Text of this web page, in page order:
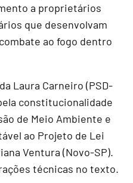
a proprietários
que desenvolvam
ao fogo dentro
Laura Carneiro (PSD-
constitucionalidade
de Meio Ambiente e
ao Projeto de Lei
Ventura (Novo-SP).
técnicas no texto.